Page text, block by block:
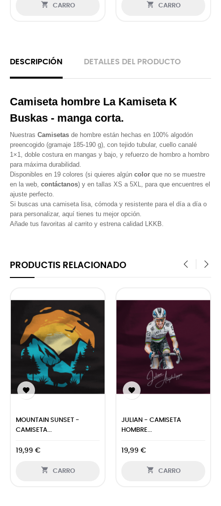
 CARRO  CARRO
DESCRIPCIÓN DETALLES DEL PRODUCTO
Camiseta hombre La Kamiseta K
Buskas - manga corta.
Nuestras Camisetas de hombre están hechas en 100% algodón
preencogido (gramaje 185-190 g), con tejido tubular, cuello canalé
1×1, doble costura en mangas y bajo, y refuerzo de hombro a hombro
para máxima durabilidad.
Disponibles en 19 colores (si quieres algún color que no se muestre
en la web, contáctanos) y en tallas XS a 5XL, para que encuentres el
ajuste perfecto.
Si buscas una camiseta lisa, cómoda y resistente para el dí­a a dí­a o
para personalizar, aquí­ tienes tu mejor opción.
Añade tus favoritas al carrito y estrena calidad LKKB.
PRODUCTIS RELACIONADO

MOUNTAIN SUNSET -
CAMISETA...
19,99 €
 CARRO

JULIAN - CAMISETA
HOMBRE...
19,99 €
 CARRO